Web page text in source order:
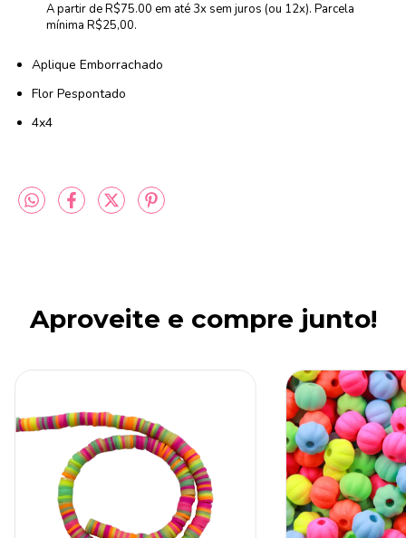
A partir de R$75.00 em até 3x sem juros (ou 12x). Parcela
mínima R$25,00.
Aplique Emborrachado
Flor Pespontado
4x4
Aproveite e compre junto!